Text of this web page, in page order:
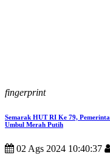
fingerprint
Semarak HUT RI Ke 79,
Umbul Merah Putih
02 Ags 2024 10:40:37